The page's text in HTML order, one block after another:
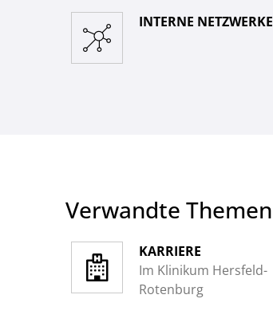
INTERNE NETZWERKE
Verwandte Themen
KARRIERE
Im Klinikum Hersfeld-
Rotenburg